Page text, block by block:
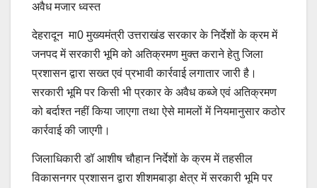
अवैध मजार ध्वस्त
देहरादून मा0 मुख्यमंत्री उत्तराखंड सरकार के निर्देशों के क्रम में
जनपद में सरकारी भूमि को अतिक्रमण मुक्त कराने हेतु जिला
प्रशासन द्वारा सख्त एवं प्रभावी कार्रवाई लगातार जारी है।
सरकारी भूमि पर किसी भी प्रकार के अवैध कब्जे एवं अतिक्रमण
को बर्दाश्त नहीं किया जाएगा तथा ऐसे मामलों में नियमानुसार कठोर
कार्रवाई की जाएगी।
जिलाधिकारी डॉ आशीष चौहान निर्देशों के क्रम में तहसील
विकासनगर प्रशासन द्वारा शीशमबाड़ा क्षेत्र में सरकारी भूमि पर